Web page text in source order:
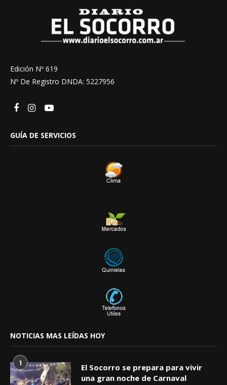
Edición Nº 619
Nº De Registro DNDA: 5227956
GUÍA DE SERVICIOS
NOTICIAS MAS LEÍDAS HOY
1
El Socorro se prepara para vivir
una gran noche de Carnaval